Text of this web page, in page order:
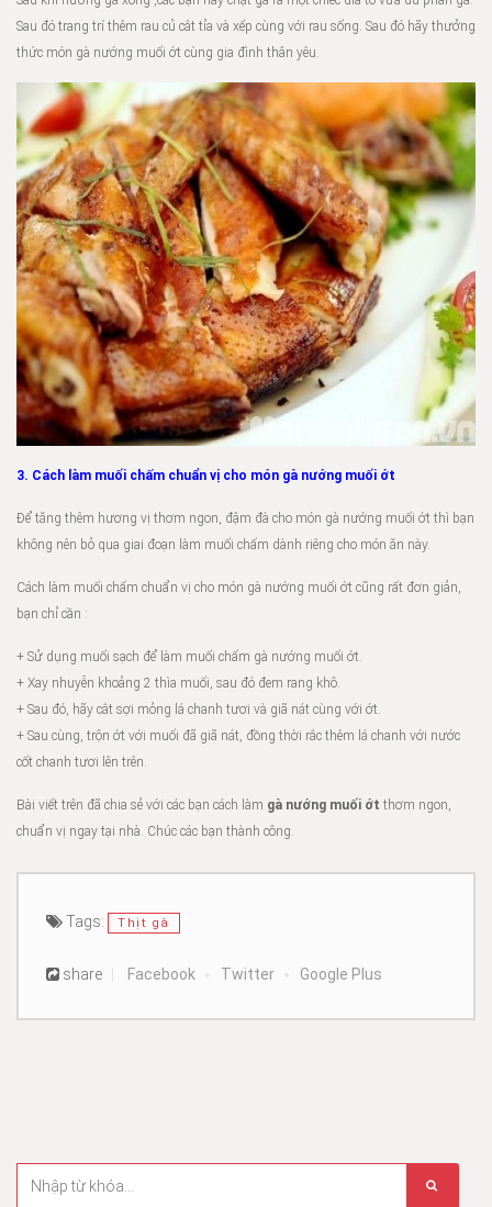
Sau đó trang trí thêm rau củ cắt tỉa và xếp cùng với rau sống. Sau đó hãy thưởng
thức món gà nướng muối ớt cùng gia đình thân yêu.
3. Cách làm muối chấm chuẩn vị cho món gà nướng muối ớt
Để tăng thêm hương vị thơm ngon, đậm đà cho món gà nướng muối ớt thì bạn
không nên bỏ qua giai đoạn làm muối chấm dành riêng cho món ăn này.
Cách làm muối chấm chuẩn vị cho món gà nướng muối ớt cũng rất đơn giản,
bạn chỉ cần :
+ Sử dụng muối sạch để làm muối chấm gà nướng muối ớt.
+ Xay nhuyễn khoảng 2 thìa muối, sau đó đem rang khô.
+ Sau đó, hãy cắt sợi mỏng lá chanh tươi và giã nát cùng với ớt.
+ Sau cùng, trộn ớt với muối đã giã nát, đồng thời rắc thêm lá chanh với nước
cốt chanh tươi lên trên.
Bài viết trên đã chia sẻ với các bạn cách làm gà nướng muối ớt thơm ngon,
chuẩn vị ngay tại nhà. Chúc các bạn thành công.
Tags: Thịt gà
share Facebook Twitter Google Plus